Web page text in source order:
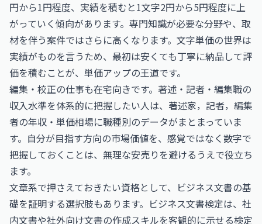
円から1円程度、実績を積むと1文字2円から5円程度に上
がっていく傾向があります。専門知識が必要な分野や、取
材を伴う案件ではさらに高くなります。文字単価の世界は
実績がものを言うため、最初は安くても丁寧に納品して評
価を積むことが、単価アップの王道です。
編集・校正の仕事も在宅向きです。著述・記者・編集職の
収入水準を体系的に把握したい人は、 著述家，記者，編集
者の年収・単価相場に職種別のデータがまとまっていま
す。自分が目指す方向の市場価値を、感覚ではなく数字で
把握しておくことは、無理な安売りを避けるうえで役立ち
ます。
文章系で押さえておきたい資格として、ビジネス文書の基
礎を証明する選択肢もあります。 ビジネス文書検定は、社
内文書や社外向け文書の作成スキルを客観的に示せる検定